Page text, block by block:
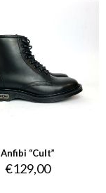
Anfibi “Cult”
€129,00